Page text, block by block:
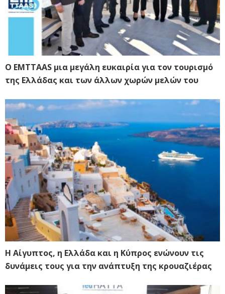
Ο EMTTAAS μια μεγάλη ευκαιρία για τον τουρισμό
της Ελλάδας και των άλλων χωρών μελών του
Η Αίγυπτος, η Ελλάδα και η Κύπρος ενώνουν τις
δυνάμεις τους για την ανάπτυξη της κρουαζιέρας